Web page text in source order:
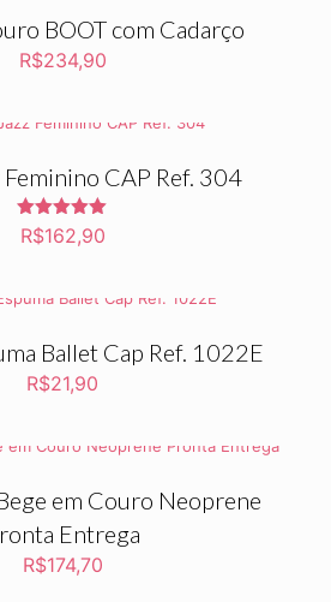
BOOT com Cadarço
R$234,90
Feminino CAP Ref. 304
Avaliação
5.00
R$162,90
Ballet Cap Ref. 1022E
R$21,90
em Couro Neoprene
Entrega
R$174,70